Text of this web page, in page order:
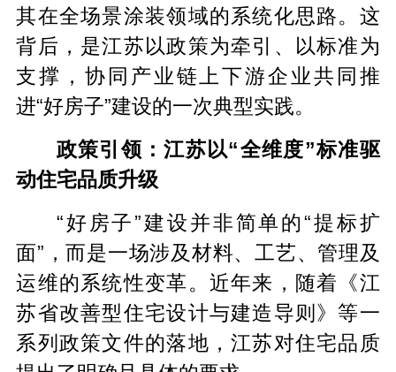
其在全场景涂装领域的系统化思路。这
背后，是江苏以政策为牵引、以标准为
支撑，协同产业链上下游企业共同推
进“好房子”建设的一次典型实践。
政策引领：江苏以“全维度”标准驱
动住宅品质升级
“好房子”建设并非简单的“提标扩
面”，而是一场涉及材料、工艺、管理及
运维的系统性变革。近年来，随着《江
苏省改善型住宅设计与建造导则》等一
系列政策文件的落地，江苏对住宅品质